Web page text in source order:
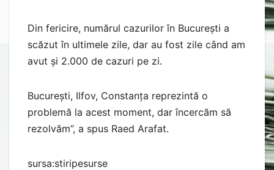
Din fericire, numărul cazurilor în București a
scăzut în ultimele zile, dar au fost zile când am
avut și 2.000 de cazuri pe zi.
București, Ilfov, Constanța reprezintă o
problemă la acest moment, dar încercăm să
rezolvăm”, a spus Raed Arafat.
sursa:stiripesurse